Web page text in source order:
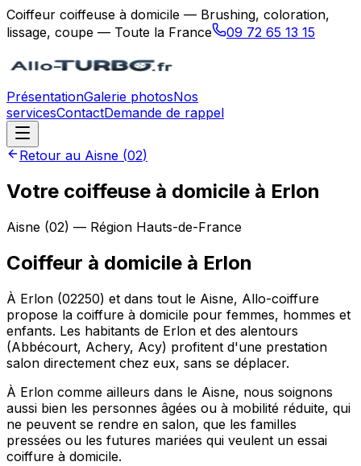
Coiffeur coiffeuse à domicile — Brushing, coloration,
lissage, coupe — Toute la France
09 72 65 13 15
PrésentationGalerie photosNos
servicesContactDemande de rappel
Retour au Aisne (02)
Votre coiffeuse à domicile à Erlon
Aisne (02) — Région Hauts-de-France
Coiffeur à domicile à Erlon
À Erlon (02250) et dans tout le Aisne, Allo-coiffure
propose la coiffure à domicile pour femmes, hommes et
enfants. Les habitants de Erlon et des alentours
(Abbécourt, Achery, Acy) profitent d'une prestation
salon directement chez eux, sans se déplacer.
À Erlon comme ailleurs dans le Aisne, nous soignons
aussi bien les personnes âgées ou à mobilité réduite, qui
ne peuvent se rendre en salon, que les familles
pressées ou les futures mariées qui veulent un essai
coiffure à domicile.